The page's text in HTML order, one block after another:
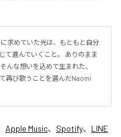
求めていた光は、もともと自分
て進んでいくこと。 ありのまま
んな想いを込めて生まれた、
再び歌うことを選んだNaomi
Apple Music、 Spotify、 LINE